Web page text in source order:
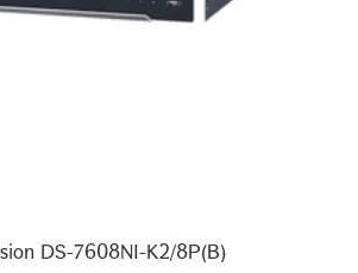
DS-7608NI-K2/8P(B)